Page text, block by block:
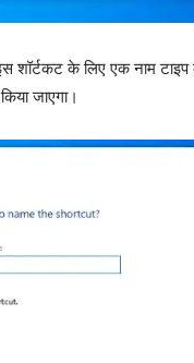
शॉर्टकट के लिए एक नाम
जाएगा।